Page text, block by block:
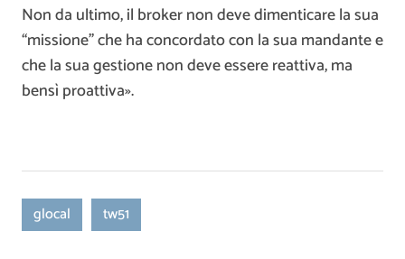
Non da ultimo, il broker non deve dimenticare la sua
“missione” che ha concordato con la sua mandante e
che la sua gestione non deve essere reattiva, ma
bensì proattiva».
glocal tw51